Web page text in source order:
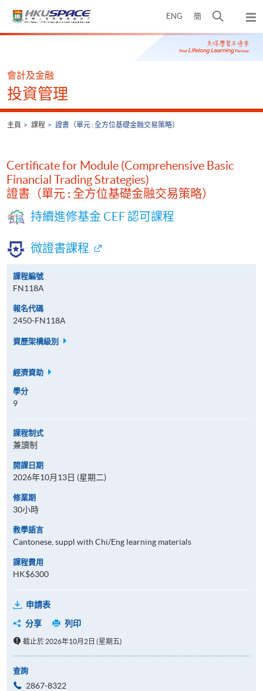
ENG 簡
開
搜
尋
彈
出
主
Main
會計及金融
投資管理
主頁 課程 證書（單元 : 全方位基礎金融交易策略）
Certificate for Module (Comprehensive Basic
Financial Trading Strategies)
證書（單元 : 全方位基礎金融交易策略）
持續進修基金 CEF 認可課程
微證書課程
課程編號
FN118A
報名代碼
2450-FN118A
資歷架構級別
經濟資助
學分
9
課程制式
兼讀制
開課日期
2026年10月13日 (星期二)
修業期
30小時
教學語言
Cantonese, suppl with Chi/Eng learning materials
課程費用
HK$6300
申請表
分享
列印
截止於 2026年10月2日 (星期五)
查詢
2867-8322